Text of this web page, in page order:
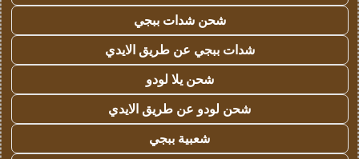
شحن شدات ببجي
شدات ببجي عن طريق الايدي
شحن يلا لودو
شحن لودو عن طريق الايدي
شعبية ببجي